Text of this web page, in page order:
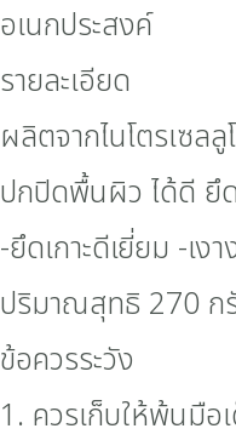
อเนกประสงค์
รายละเอียด
ผลิตจากไนโตรเซล
ปกปิดพื้นผิว ได้ดี ยึด
-ยึดเกาะดีเยี่ยม -เ
ปริมาณสุทธิ 270 ก
ข้อควรระวัง
1. ควรเก็บให้พ้นมือ